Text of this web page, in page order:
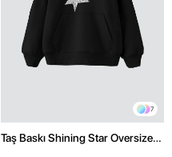
7
Taş Baskı Shining Star Oversize